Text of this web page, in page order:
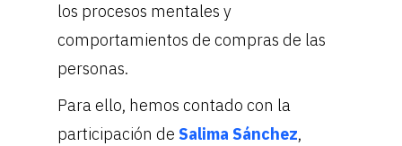
los procesos mentales y
comportamientos de compras de las
personas.
Para ello, hemos contado con la
participación de Salima Sánchez,